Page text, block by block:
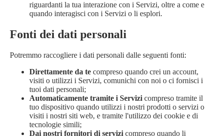
riguardanti la tua interazione con i Servizi, oltre a come e
quando interagisci con i Servizi o li esplori.
Fonti dei dati personali
Potremmo raccogliere i dati personali dalle seguenti fonti:
Direttamente da te compreso quando crei un account,
visiti o utilizzi i Servizi, comunichi con noi o ci fornisci i
tuoi dati personali;
Automaticamente tramite i Servizi compreso tramite il
tuo dispositivo quando utilizzi i nostri prodotti o servizi o
visiti i nostri siti web, e tramite l'utilizzo dei cookie e di
tecnologie simili;
Dai nostri fornitori di servizi compreso quando li